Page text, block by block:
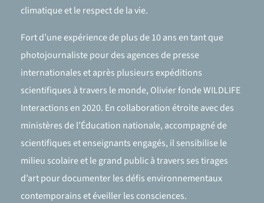
climatique et le respect de la vie.
Fort d’une expérience de plus de 10 ans en tant que
photojournaliste pour des agences de presse
internationales et après plusieurs expéditions
scientifiques à travers le monde, Olivier fonde WILDLIFE
Interactions en 2020. En collaboration étroite avec des
ministères de l’Éducation nationale, accompagné de
scientifiques et enseignants engagés, il sensibilise le
milieu scolaire et le grand public à travers ses tirages
d’art pour documenter les défis environnementaux
contemporains et éveiller les consciences.